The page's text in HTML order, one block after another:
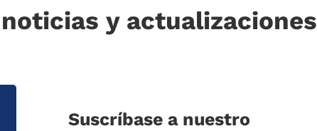
noticias y actualizaciones
Suscríbase a nuestro